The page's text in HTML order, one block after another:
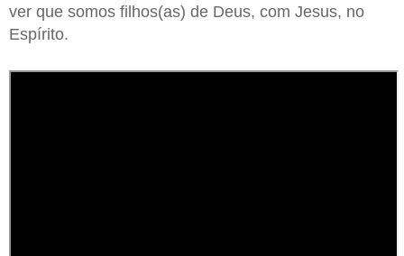
ver que somos filhos(as) de Deus, com Jesus, no
Espírito.